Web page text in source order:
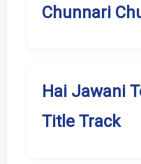
Chunnari
Hai Jawani
Title Track